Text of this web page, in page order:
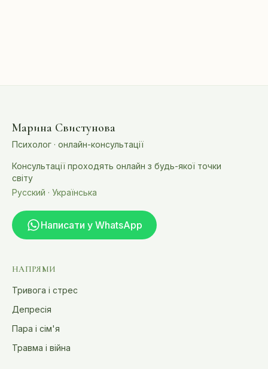
Марина Свистунова
Психолог · онлайн-консультації
Консультації проходять онлайн з будь-якої точки
світу
Русский · Українська
Написати у WhatsApp
НАПРЯМИ
Тривога і стрес
Депресія
Пара і сім'я
Травма і війна